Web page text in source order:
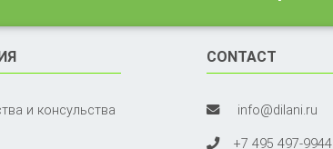
и консульства
CONTACT
info@dilani.ru
+7 495 497-9944